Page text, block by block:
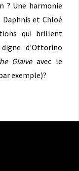
? Une harmonie
Daphnis et Chloé
qui brillent
d'Ottorino
Glaiveavec le
exemple)?